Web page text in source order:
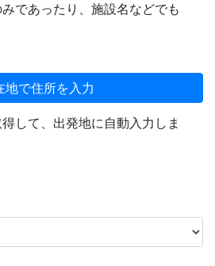
であったり、施設名などでも
地で住所を入力
して、出発地に自動入力しま